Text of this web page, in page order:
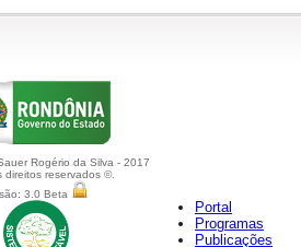
Rogério da Silva - 2017
direitos reservados ©.
3.0 Beta
Portal
Programas
Publicações